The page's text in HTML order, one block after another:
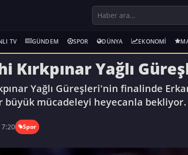
TV GÜNDEM SPOR DÜNYA EKONOMI
Kırkpınar Yağlı
Yağlı Güreşleri'nin finalinde
büyük mücadeleyi heyecanla bekliyor.
Spor